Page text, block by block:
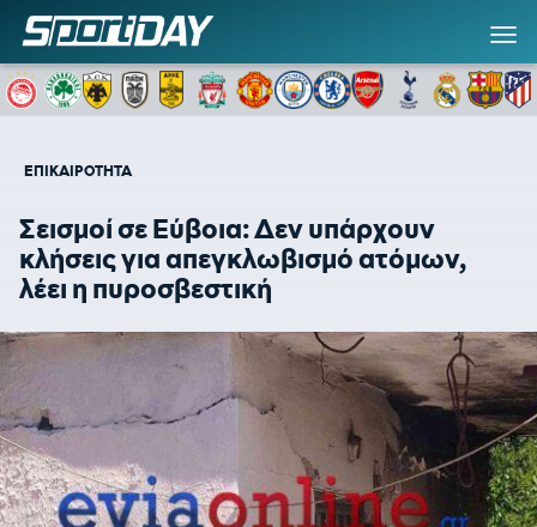
ΕΠΙΚΑΙΡΟΤΗΤΑ
Σεισμοί σε Εύβοια: Δεν υπάρχουν
κλήσεις για απεγκλωβισμό ατόμων,
λέει η πυροσβεστική